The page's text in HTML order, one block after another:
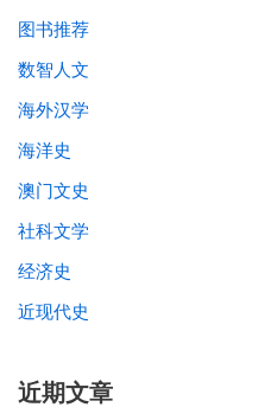
图书推荐
数智人文
海外汉学
海洋史
澳门文史
社科文学
经济史
近现代史
近期文章